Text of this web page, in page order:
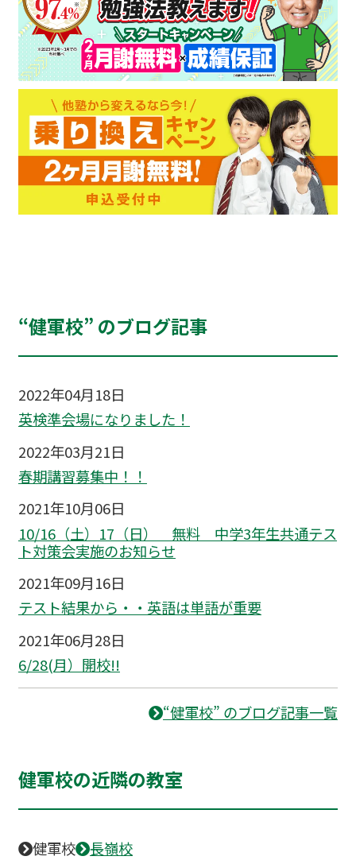
“健軍校” のブログ記事
2022年04月18日
英検準会場になりました！
2022年03月21日
春期講習募集中！！
2021年10月06日
10/16（土）17（日） 無料 中学3年生共通テス
ト対策会実施のお知らせ
2021年09月16日
テスト結果から・・英語は単語が重要
2021年06月28日
6/28(月）開校!!
“健軍校” のブログ記事一覧
健軍校の近隣の教室
健軍校 長嶺校